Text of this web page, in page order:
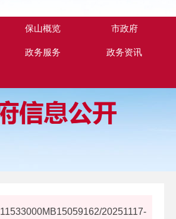
保山概览 市政府
政务服务 政务资讯
11533000MB15059162/20251117-